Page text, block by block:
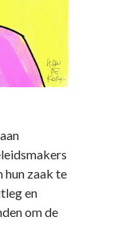
hun zaak te
en
om de